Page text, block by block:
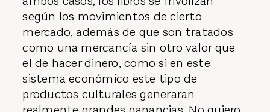
según los movimientos de cierto
mercado, además de que son tratados
como una mercancía sin otro valor que
el de hacer dinero, como si en este
sistema económico este tipo de
productos culturales generaran